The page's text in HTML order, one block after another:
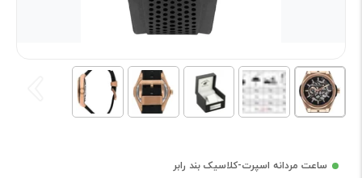
ساعت مردانه اسپرت-کلاسیک بند رابر